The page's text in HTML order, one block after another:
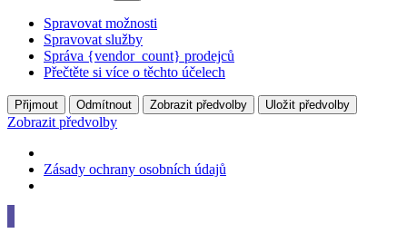
Spravovat možnosti
Spravovat služby
Správa {vendor_count} prodejců
Přečtěte si více o těchto účelech
Přijmout Odmítnout Zobrazit předvolby Uložit předvolby
Zobrazit předvolby
Zásady ochrany osobních údajů